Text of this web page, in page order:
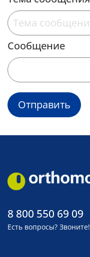
Сообщение
Отправить
8 800 550 69 09
Есть вопросы? Звоните!